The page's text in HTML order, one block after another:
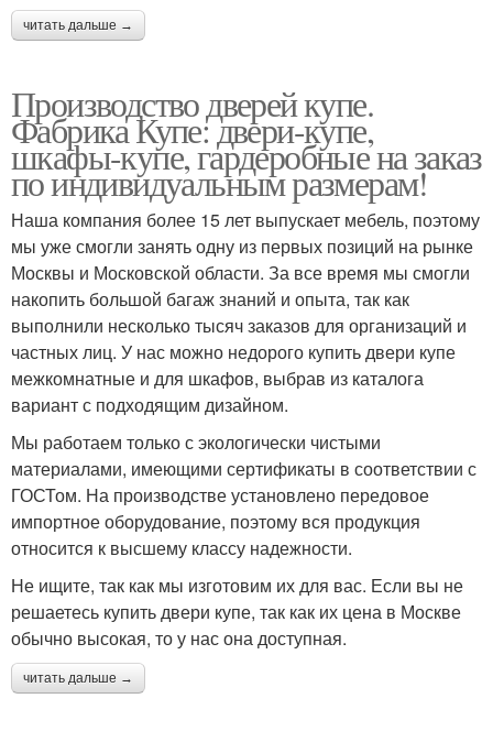
читать дальше →
Производство дверей купе.
Фабрика Купе: двери-купе,
шкафы-купе, гардеробные на заказ
по индивидуальным размерам!
Наша компания более 15 лет выпускает мебель, поэтому
мы уже смогли занять одну из первых позиций на рынке
Москвы и Московской области. За все время мы смогли
накопить большой багаж знаний и опыта, так как
выполнили несколько тысяч заказов для организаций и
частных лиц. У нас можно недорого купить двери купе
межкомнатные и для шкафов, выбрав из каталога
вариант с подходящим дизайном.
Мы работаем только с экологически чистыми
материалами, имеющими сертификаты в соответствии с
ГОСТом. На производстве установлено передовое
импортное оборудование, поэтому вся продукция
относится к высшему классу надежности.
Не ищите, так как мы изготовим их для вас. Если вы не
решаетесь купить двери купе, так как их цена в Москве
обычно высокая, то у нас она доступная.
читать дальше →